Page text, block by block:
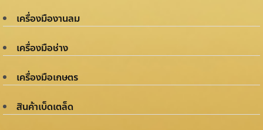
เครื่องมืองานลม
เครื่องมือช่าง
เครื่องมือเกษตร
สินค้าเบ็ดเตล็ด